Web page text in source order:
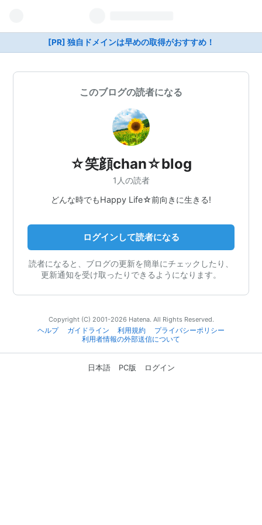
[PR] 独自ドメインは早めの取得がおすすめ！
このブログの読者になる
☆笑顔chan☆blog
1人の読者
どんな時でもHappy Life☆前向きに生きる!
ログインして読者になる
読者になると、ブログの更新を簡単にチェックしたり、
更新通知を受け取ったりできるようになります。
Copyright (C) 2001-2026 Hatena. All Rights Reserved.
ヘルプ
ガイドライン 利用規約
プライバシーポリシー
利用者情報の外部送信について
日本語 PC版 ログイン